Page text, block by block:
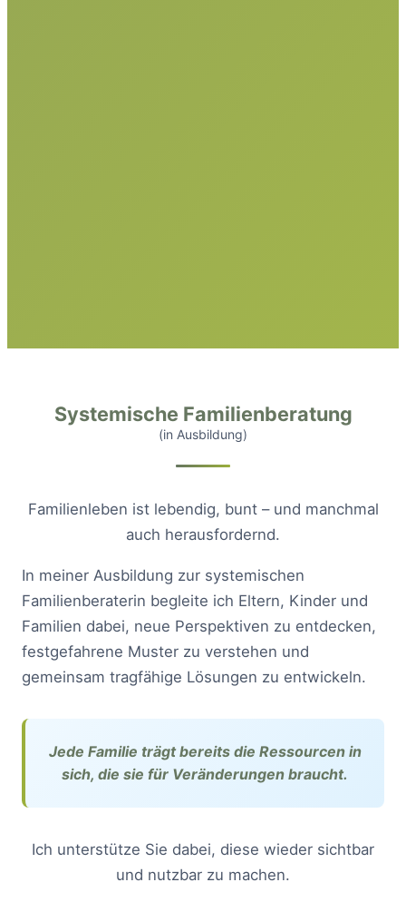
Systemische Familienberatung
(in Ausbildung)
Familienleben ist lebendig, bunt – und manchmal
auch herausfordernd.
In meiner Ausbildung zur systemischen
Familienberaterin begleite ich Eltern, Kinder und
Familien dabei, neue Perspektiven zu entdecken,
festgefahrene Muster zu verstehen und
gemeinsam tragfähige Lösungen zu entwickeln.
Jede Familie trägt bereits die Ressourcen in
sich, die sie für Veränderungen braucht.
Ich unterstütze Sie dabei, diese wieder sichtbar
und nutzbar zu machen.